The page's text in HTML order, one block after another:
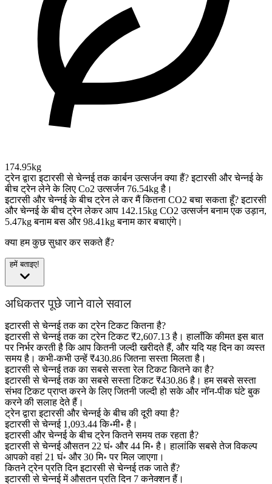
174.95kg
ट्रेन द्वारा इटारसी से चेन्नई तक कार्बन उत्सर्जन क्या हैं? इटारसी और चेन्नई के
बीच ट्रेन लेने के लिए Co2 उत्सर्जन 76.54kg है।
इटारसी और चेन्नई के बीच ट्रेन ले कर मैं कितना CO2 बचा सकता हूँ? इटारसी
और चेन्नई के बीच ट्रेन लेकर आप 142.15kg CO2 उत्सर्जन बनाम एक उड़ान,
5.47kg बनाम बस और 98.41kg बनाम कार बचाएंगे।
क्या हम कुछ सुधार कर सकते हैं?
हमें बताइए!
अधिकतर पूछे जाने वाले सवाल
इटारसी से चेन्नई तक का ट्रेन टिकट कितना है?
इटारसी से चेन्नई तक का ट्रेन टिकट ₹2,607.13 है। हालाँकि कीमत इस बात
पर निर्भर करती है कि आप कितनी जल्दी खरीदते हैं, और यदि यह दिन का व्यस्त
समय है। कभी-कभी उन्हें ₹430.86 जितना सस्ता मिलता है।
इटारसी से चेन्नई तक का सबसे सस्ता रेल टिकट कितने का है?
इटारसी से चेन्नई तक का सबसे सस्ता टिकट ₹430.86 है। हम सबसे सस्ता
संभव टिकट प्राप्त करने के लिए जितनी जल्दी हो सके और नॉन-पीक घंटे बुक
करने की सलाह देते हैं।
ट्रेन द्वारा इटारसी और चेन्नई के बीच की दूरी क्या है?
इटारसी से चेन्नई 1,093.44 कि॰मी॰ है।
इटारसी और चेन्नई के बीच ट्रेन कितने समय तक रहता है?
इटारसी से चेन्नई औसतन 22 घं॰ और 44 मि॰ है। हालांकि सबसे तेज विकल्प
आपको वहां 21 घं॰ और 30 मि॰ पर मिल जाएगा।
कितने ट्रेन प्रति दिन इटारसी से चेन्नई तक जाते हैं?
इटारसी से चेन्नई में औसतन प्रति दिन 7 कनेक्शन हैं।